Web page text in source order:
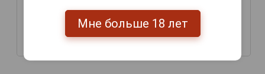
Baptist Wit Пиво Баптист
Вит 0.33л
Piraat Пиво Пират 0.33л
Мне больше 18 лет